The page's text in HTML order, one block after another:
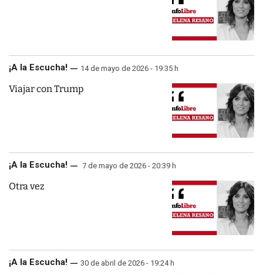
¡A la Escucha! 14 de mayo de 2026 - 19:35 h
Viajar con Trump
¡A la Escucha! 7 de mayo de 2026 - 20:39 h
Otra vez
¡A la Escucha! 30 de abril de 2026 - 19:24 h